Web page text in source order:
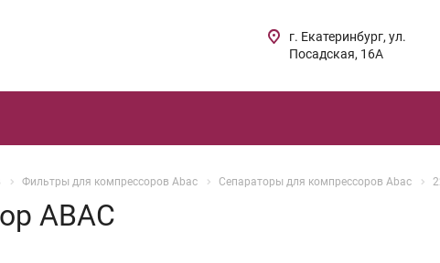
г. Екатеринбург, ул.
Посадская, 16А
Фильтры для компрессоров Abac Сепараторы для компрессоров Abac
ABAC